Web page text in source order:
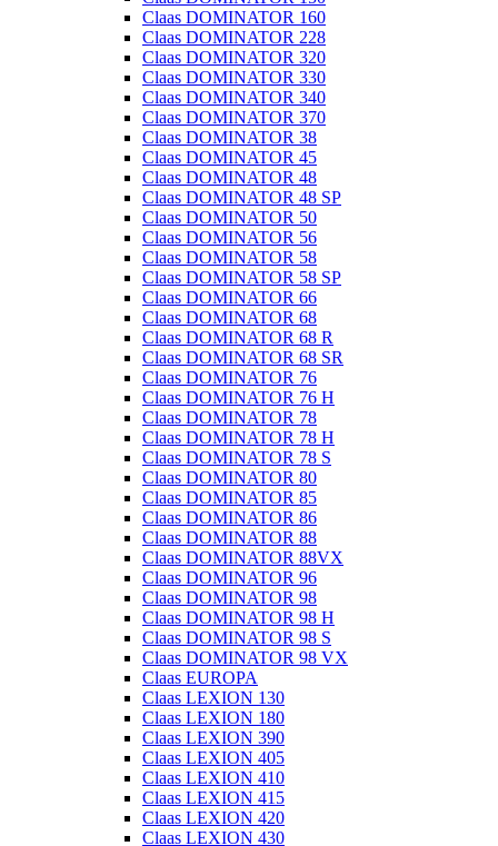
Claas DOMINATOR 160
Claas DOMINATOR 228
Claas DOMINATOR 320
Claas DOMINATOR 330
Claas DOMINATOR 340
Claas DOMINATOR 370
Claas DOMINATOR 38
Claas DOMINATOR 45
Claas DOMINATOR 48
Claas DOMINATOR 48 SP
Claas DOMINATOR 50
Claas DOMINATOR 56
Claas DOMINATOR 58
Claas DOMINATOR 58 SP
Claas DOMINATOR 66
Claas DOMINATOR 68
Claas DOMINATOR 68 R
Claas DOMINATOR 68 SR
Claas DOMINATOR 76
Claas DOMINATOR 76 H
Claas DOMINATOR 78
Claas DOMINATOR 78 H
Claas DOMINATOR 78 S
Claas DOMINATOR 80
Claas DOMINATOR 85
Claas DOMINATOR 86
Claas DOMINATOR 88
Claas DOMINATOR 88VX
Claas DOMINATOR 96
Claas DOMINATOR 98
Claas DOMINATOR 98 H
Claas DOMINATOR 98 S
Claas DOMINATOR 98 VX
Claas EUROPA
Claas LEXION 130
Claas LEXION 180
Claas LEXION 390
Claas LEXION 405
Claas LEXION 410
Claas LEXION 415
Claas LEXION 420
Claas LEXION 430